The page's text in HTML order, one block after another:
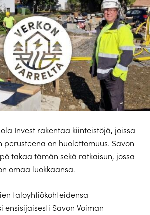
Invest rakentaa kiinteistöjä, joissa
perusteena on huolettomuus. Savon
takaa tämän sekä ratkaisun, jossa
omaa luokkaansa.
taloyhtiökohteidensa
ensisijaisesti Savon Voiman